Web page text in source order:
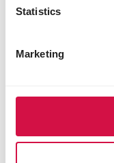
Statistics
Marketing